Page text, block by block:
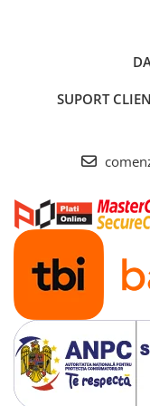
Zmeie si jucarii
Balansoare, leagane si
Lenjerii si huse patut
Mobilier camera copii
Monitoare video
Paturici bebe
Patut bebe
Saltele copii
Sisteme de siguranta
Imbracaminte si
Body-uri copii
SUPORT